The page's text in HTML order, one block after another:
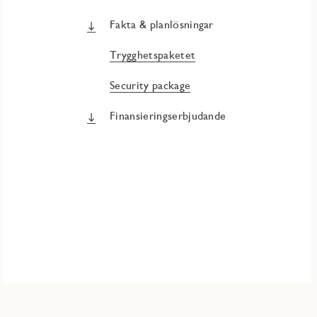
Fakta & planlösningar
Trygghetspaketet
Security package
Finansieringserbjudande